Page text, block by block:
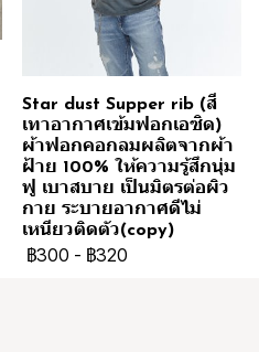
Star dust Supper rib (สี
เทาอากาศเข้มฟอกเอซิด)
ผ้าฟอกคอกลมผลิตจากผ้า
ฝ้าย 100% ให้ความรู้สึกนุ่ม
ฟู เบาสบาย เป็นมิตรต่อผิว
กาย ระบายอากาศดีไม่
เหนียวติดตัว(copy)
฿300 - ฿320